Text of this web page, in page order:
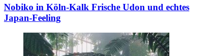
Nobiko in Köln-Kalk Frische Udon und echtes
Japan-Feeling